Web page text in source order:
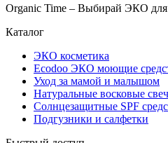
Organic Time – Выбирай ЭКО для
Каталог
ЭКО косметика
Ecodoo ЭКО моющие
Уход за мамой и малышом
Натуральные восковые
Солнцезащитные SPF
Подгузники и салфетки